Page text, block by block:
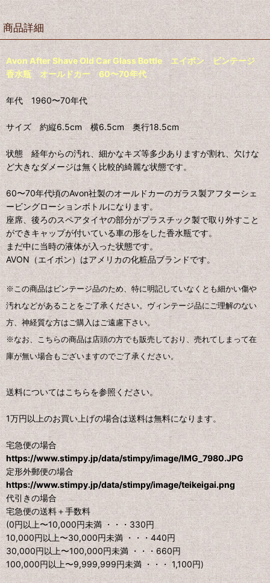
商品詳細
Avon After Shave Old Car Glass Bottle エイボン ビンテージ
香水瓶 オールドカー 60〜70年代
年代 1960〜70年代
サイズ 約縦6.5cm 横6.5cm 奥行18.5cm
状態 経年からの汚れ、細かなキズ等多少ありますが割れ、欠けな
ど大きなダメージは無く比較的綺麗な状態です。
60〜70年代頃のAvon社製のオールドカーのガラス製アフターシェ
ービングローションボトルになります。
座席、後ろのスペアタイヤの部分がプラスチック製で取り外すこと
ができキャップが付いている車の形をした香水瓶です。
まだ中に当時の液体が入った状態です。
AVON（エイボン）はアメリカの化粧品ブランドです。
※この商品はビンテージ品のため、特に明記していなくとも細かい傷や
汚れなどがあることをご了承ください。ヴィンテージ品にご理解のない
方、神経質な方はご購入はご遠慮下さい。
※なお、こちらの商品は店頭の方でも販売しており、売れてしまって在
庫が無い場合もございますのでご了承ください。
送料についてはこちらを参照ください。
1万円以上のお買い上げの場合は送料は無料になります。
宅急便の場合
https://www.stimpy.jp/data/stimpy/image/IMG_7980.JPG
定形外郵便の場合
https://www.stimpy.jp/data/stimpy/image/teikeigai.png
代引きの場合
宅急便の送料＋手数料
(0円以上〜10,000円未満 ・・・330円
10,000円以上〜30,000円未満 ・・・440円
30,000円以上〜100,000円未満 ・・・660円
100,000円以上〜9,999,999円未満 ・・・ 1,100円)